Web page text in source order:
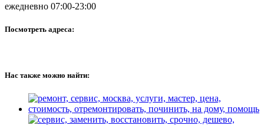
ежедневно 07:00-23:00
Посмотреть адреса:
Нас также можно найти: